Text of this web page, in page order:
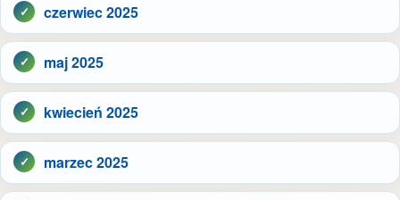
czerwiec 2025
maj 2025
kwiecień 2025
marzec 2025